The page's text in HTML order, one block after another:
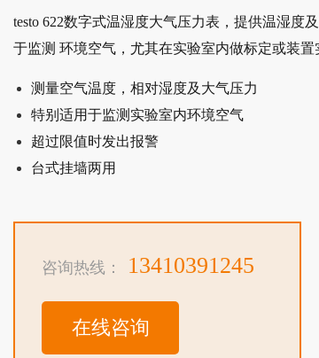
testo 622数字式温湿度大气压力表，提供温湿度
于监测 环境空气，尤其在实验室内做标定或装置
测量空气温度，相对湿度及大气压力
特别适用于监测实验室内环境空气
超过限值时发出报警
台式挂墙两用
咨询热线： 13410391245
在线咨询